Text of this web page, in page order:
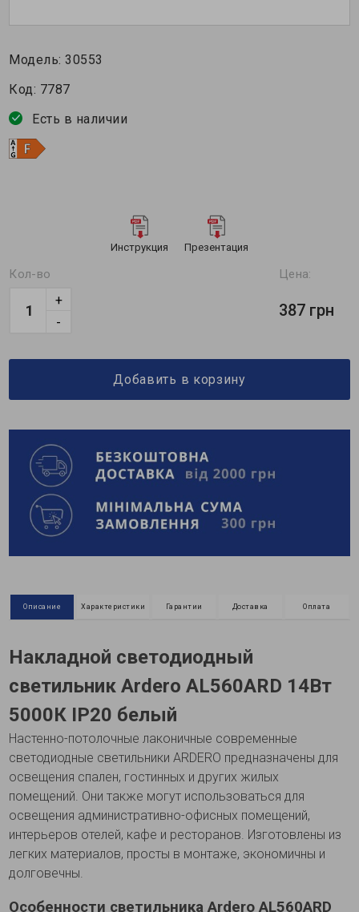
Модель:30553
Код: 7787
Есть в наличии
Инструкция Презентация
Кол-во
-
+
Цена:
387 грн
Добавить в корзину
Описание Характеристики Гарантии Доставка Оплата
Накладной светодиодный
светильник Ardero AL560ARD 14Вт
5000К IP20 белый
Наcтенно-потолочные лаконичные современные
светодиодные светильники ARDERO предназначены для
освещения спален, гостинных и других жилых
помещений. Они также могут использоваться для
освещения административно-офисных помещений,
интерьеров отелей, кафе и ресторанов. Изготовлены из
легких материалов, просты в монтаже, экономичны и
долговечны.
Особенности светильника Ardero AL560ARD